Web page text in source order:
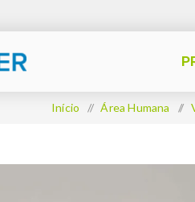
Início / Área Humana /